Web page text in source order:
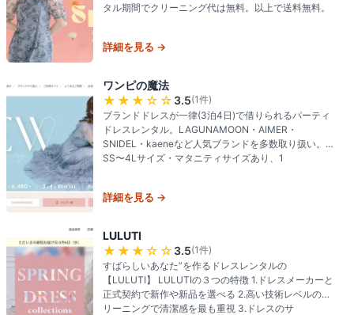
タル期間でクリーニング代は無料。以上で送料無料。
詳細を見る →
ワンピの魔法
★★★ ☆☆ 3.5(1件)
ブランドドレスが一律(3泊4日)で借りられるパーティ
ドレスレンタル。LAGUNAMOON・AIMER・
SNIDEL・kaeneなど人気ブランドを多数取り扱い。
SS〜4Lサイズ・マタニティサイズあり、1
詳細を見る →
LULUTI
★★★ ☆☆ 3.5(1件)
すばらしいあなた”を作るドレスレンタルの
【LULUTI】 LULUTIの３つの特徴 1.ドレスメーカーと
正式契約で新作や新品を選べる 2.高い技術レベルのク
リーニングで清潔感を最も重視 3.ドレスのサ